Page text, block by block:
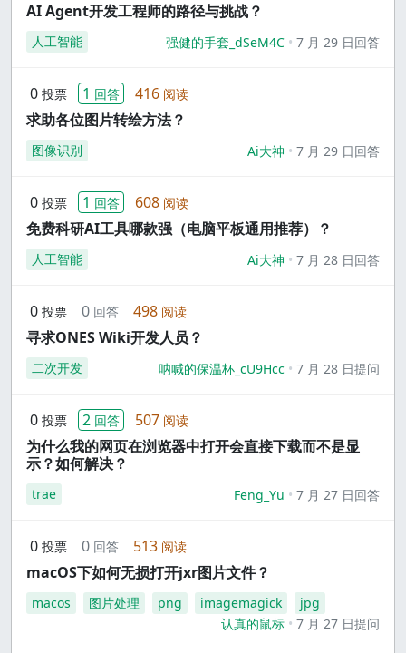
AI Agent开发工程师的路径与挑战？
人工智能 强健的手套_dSeM4C 7 月 29 日回答
0 投票 1 回答 416 阅读
求助各位图片转绘方法？
图像识别 Ai大神 7 月 29 日回答
0 投票 1 回答 608 阅读
免费科研AI工具哪款强（电脑平板通用推荐）？
人工智能 Ai大神 7 月 28 日回答
0 投票 0 回答 498 阅读
寻求ONES Wiki开发人员？
二次开发 呐喊的保温杯_cU9Hcc 7 月 28 日提问
0 投票 2 回答 507 阅读
为什么我的网页在浏览器中打开会直接下载而不是显
示？如何解决？
trae Feng_Yu 7 月 27 日回答
0 投票 0 回答 513 阅读
macOS下如何无损打开jxr图片文件？
macos 图片处理 png imagemagick
jpg
认真的鼠标
7 月 27 日提问